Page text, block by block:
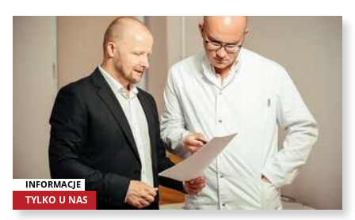
INFORMACJE
TYLKO U NAS